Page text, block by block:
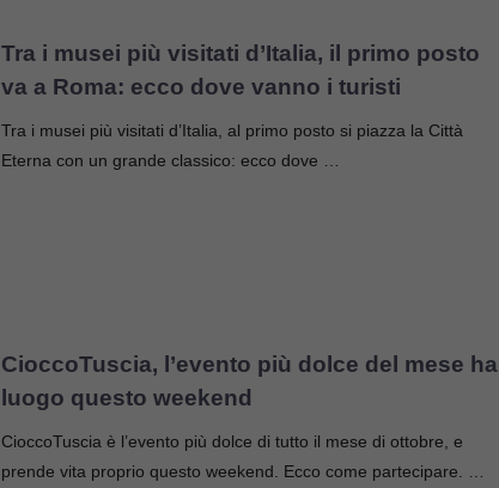
Tra i musei più visitati d’Italia, il primo posto
va a Roma: ecco dove vanno i turisti
Tra i musei più visitati d’Italia, al primo posto si piazza la Città
Eterna con un grande classico: ecco dove …
CioccoTuscia, l’evento più dolce del mese ha
luogo questo weekend
CioccoTuscia è l’evento più dolce di tutto il mese di ottobre, e
prende vita proprio questo weekend. Ecco come partecipare. …